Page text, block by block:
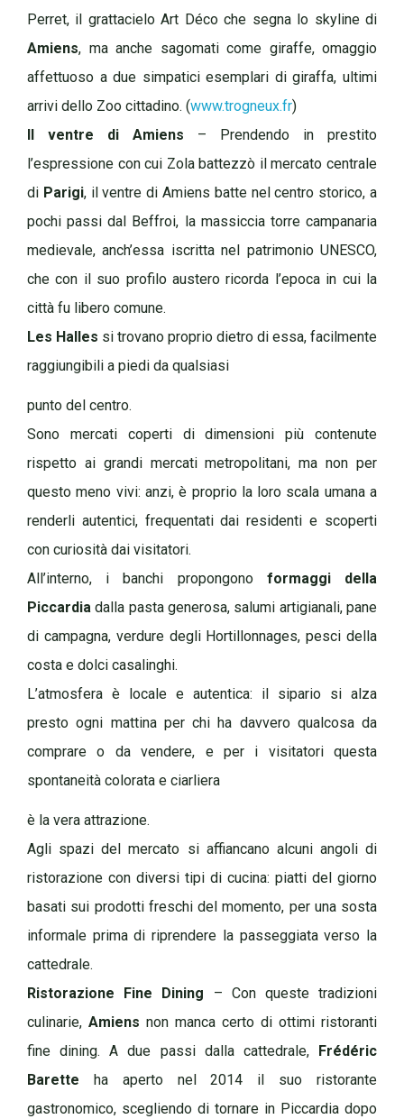
Perret, il grattacielo Art Déco che segna lo skyline di
Amiens, ma anche sagomati come giraffe, omaggio
affettuoso a due simpatici esemplari di giraffa, ultimi
arrivi dello Zoo cittadino. (www.trogneux.fr)
Il ventre di Amiens – Prendendo in prestito
l’espressione con cui Zola battezzò il mercato centrale
di Parigi, il ventre di Amiens batte nel centro storico, a
pochi passi dal Beffroi, la massiccia torre campanaria
medievale, anch’essa iscritta nel patrimonio UNESCO,
che con il suo profilo austero ricorda l’epoca in cui la
città fu libero comune.
Les Halles si trovano proprio dietro di essa, facilmente
raggiungibili a piedi da qualsiasi
punto del centro.
Sono mercati coperti di dimensioni più contenute
rispetto ai grandi mercati metropolitani, ma non per
questo meno vivi: anzi, è proprio la loro scala umana a
renderli autentici, frequentati dai residenti e scoperti
con curiosità dai visitatori.
All’interno, i banchi propongono formaggi della
Piccardia dalla pasta generosa, salumi artigianali, pane
di campagna, verdure degli Hortillonnages, pesci della
costa e dolci casalinghi.
L’atmosfera è locale e autentica: il sipario si alza
presto ogni mattina per chi ha davvero qualcosa da
comprare o da vendere, e per i visitatori questa
spontaneità colorata e ciarliera
è la vera attrazione.
Agli spazi del mercato si affiancano alcuni angoli di
ristorazione con diversi tipi di cucina: piatti del giorno
basati sui prodotti freschi del momento, per una sosta
informale prima di riprendere la passeggiata verso la
cattedrale.
Ristorazione Fine Dining – Con queste tradizioni
culinarie, Amiens non manca certo di ottimi ristoranti
fine dining. A due passi dalla cattedrale, Frédéric
Barette ha aperto nel 2014 il suo ristorante
gastronomico, scegliendo di tornare in Piccardia dopo